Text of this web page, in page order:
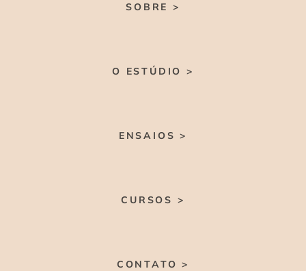
SOBRE >
O ESTÚDIO >
ENSAIOS >
CURSOS >
CONTATO >